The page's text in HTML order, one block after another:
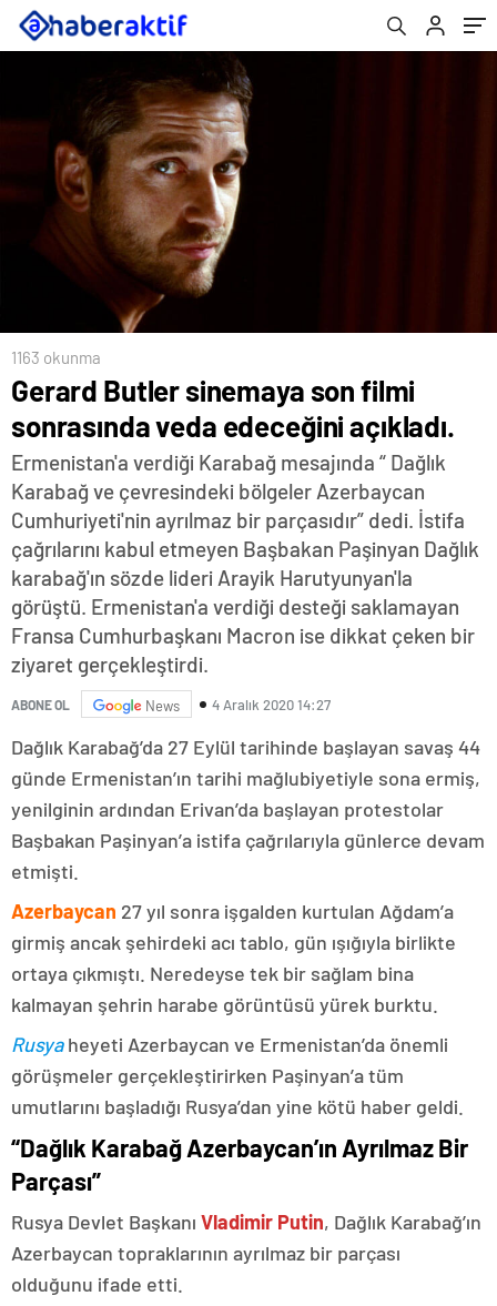
1163 okunma
Gerard Butler sinemaya son filmi
sonrasında veda edeceğini açıkladı.
Ermenistan'a verdiği Karabağ mesajında “ Dağlık
Karabağ ve çevresindeki bölgeler Azerbaycan
Cumhuriyeti'nin ayrılmaz bir parçasıdır” dedi. İstifa
çağrılarını kabul etmeyen Başbakan Paşinyan Dağlık
karabağ'ın sözde lideri Arayik Harutyunyan'la
görüştü. Ermenistan'a verdiği desteği saklamayan
Fransa Cumhurbaşkanı Macron ise dikkat çeken bir
ziyaret gerçekleştirdi.
ABONE OL News 4 Aralık 2020 14:27
Dağlık Karabağ’da 27 Eylül tarihinde başlayan savaş 44
günde Ermenistan’ın tarihi mağlubiyetiyle sona ermiş,
yenilginin ardından Erivan’da başlayan protestolar
Başbakan Paşinyan’a istifa çağrılarıyla günlerce devam
etmişti.
Azerbaycan 27 yıl sonra işgalden kurtulan Ağdam’a
girmiş ancak şehirdeki acı tablo, gün ışığıyla birlikte
ortaya çıkmıştı. Neredeyse tek bir sağlam bina
kalmayan şehrin harabe görüntüsü yürek burktu.
Rusyaheyeti Azerbaycan ve Ermenistan’da önemli
görüşmeler gerçekleştirirken Paşinyan’a tüm
umutlarını başladığı Rusya’dan yine kötü haber geldi.
“Dağlık Karabağ Azerbaycan’ın Ayrılmaz Bir
Parçası”
Rusya Devlet Başkanı Vladimir Putin, Dağlık Karabağ’ın
Azerbaycan topraklarının ayrılmaz bir parçası
olduğunu ifade etti.